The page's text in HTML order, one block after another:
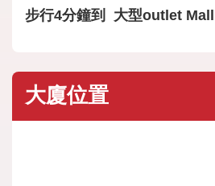
步行4分鐘到 大型outlet Mall
大廈位置